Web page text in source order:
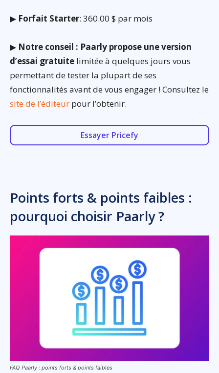
▶ Forfait Starter: 360.00 $ par mois
▶ Notre conseil : Paarly propose une version
d’essai gratuite limitée à quelques jours vous
permettant de tester la plupart de ses
fonctionnalités avant de vous engager ! Consultez le
site de l’éditeur pour l’obtenir.
Essayer Pricefy
Points forts & points faibles :
pourquoi choisir Paarly ?
FAQ Paarly : points forts & points faibles